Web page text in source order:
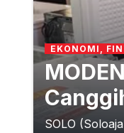
EKONOMI,
SOLO